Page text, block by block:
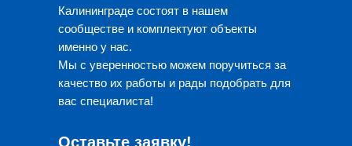
Оставьте заявку!
Калининграде состоят в нашем
сообществе и комплектуют объекты
именно у нас.
Мы с уверенностью можем поручиться за
качество их работы и рады подобрать для
вас специалиста!